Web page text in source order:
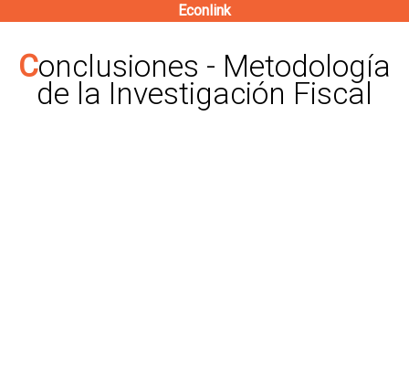
contenido
principal
Econlink
Conclusiones - Metodología
de la Investigación Fiscal